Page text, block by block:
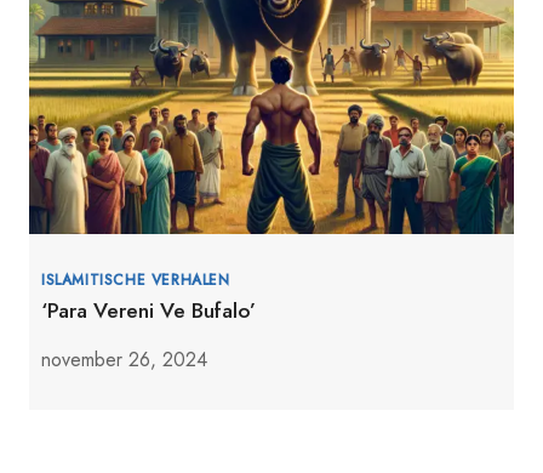
ISLAMITISCHE VERHALEN
‘Para Vereni Ve Bufalo’
november 26, 2024